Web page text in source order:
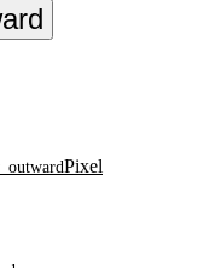
Pixel